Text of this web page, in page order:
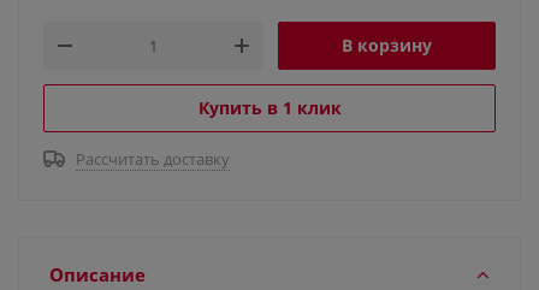
В корзину
Купить в 1 клик
Рассчитать доставку
Описание